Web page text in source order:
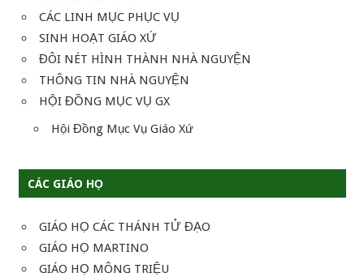
CÁC LINH MỤC PHỤC VỤ
SINH HOẠT GIÁO XỨ
ĐÔI NÉT HÌNH THÀNH NHÀ NGUYỆN
THÔNG TIN NHÀ NGUYỆN
HỘI ĐỒNG MỤC VỤ GX
Hội Đồng Mục Vụ Giáo Xứ
CÁC GIÁO HỌ
GIÁO HỌ CÁC THÁNH TỬ ĐẠO
GIÁO HỌ MARTINO
GIÁO HỌ MÔNG TRIỆU